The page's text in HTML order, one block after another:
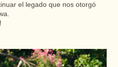
el legado que nos otorgó